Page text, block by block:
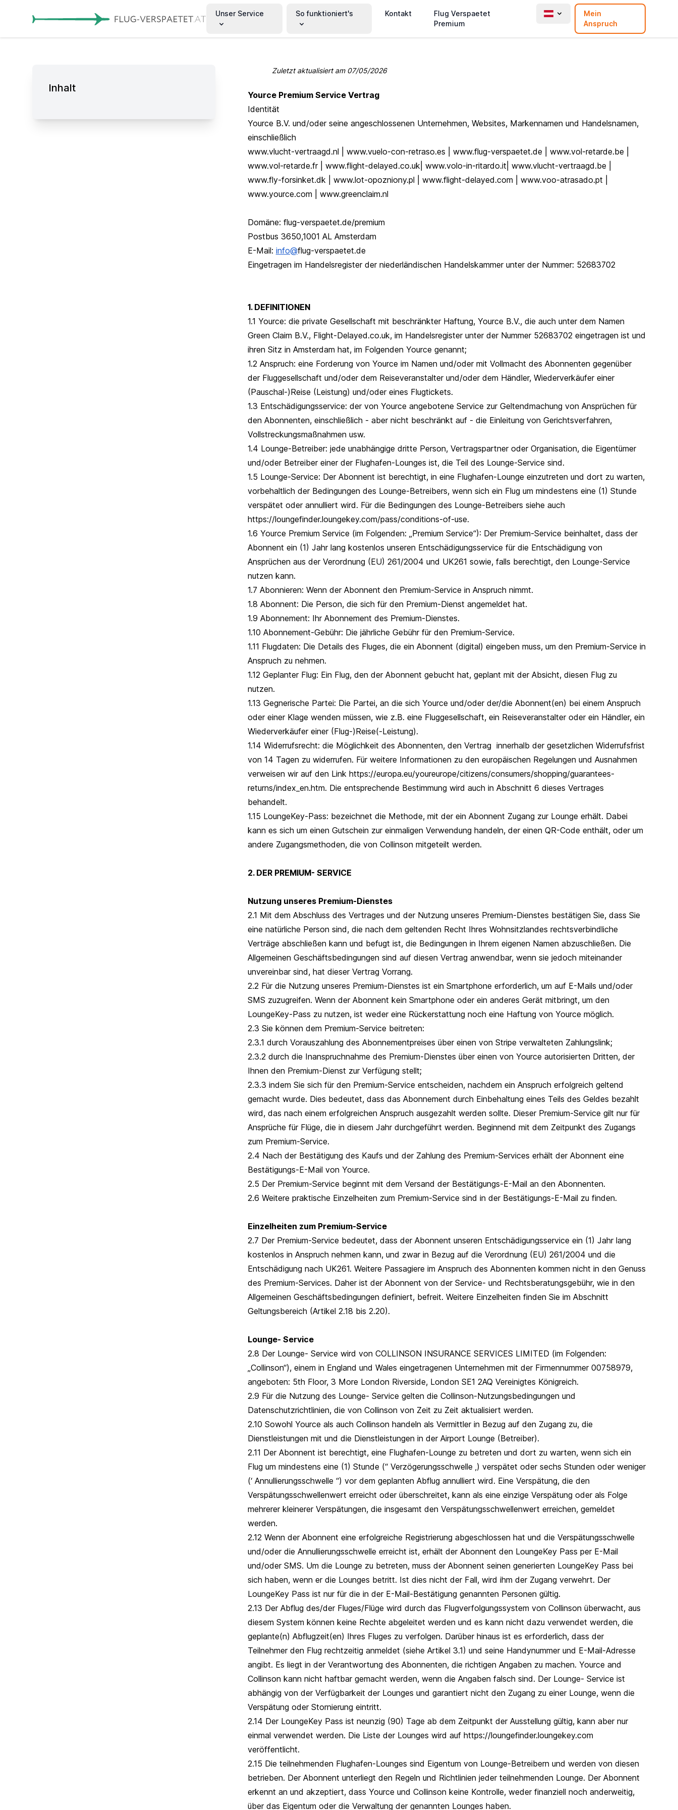
Unser Service So funktioniert's Kontakt
Flug Verspaetet
Premium
Mein
Anspruch
Inhalt
Zuletzt aktualisiert am 07/05/2026
Yource Premium Service Vertrag
Identität
Yource B.V. und/oder seine angeschlossenen Unternehmen, Websites, Markennamen und Handelsnamen,
einschließlich
www.vlucht-vertraagd.nl | www.vuelo-con-retraso.es | www.flug-verspaetet.de | www.vol-retarde.be |
www.vol-retarde.fr | www.flight-delayed.co.uk| www.volo-in-ritardo.it| www.vlucht-vertraagd.be |
www.fly-forsinket.dk | www.lot-opozniony.pl | www.flight-delayed.com | www.voo-atrasado.pt |
www.yource.com | www.greenclaim.nl
Domäne: flug-verspaetet.de/premium
Postbus 3650,1001 AL Amsterdam
E-Mail: info@flug-verspaetet.de
Eingetragen im Handelsregister der niederländischen Handelskammer unter der Nummer: 52683702
1. DEFINITIONEN
1.1 Yource: die private Gesellschaft mit beschränkter Haftung, Yource B.V., die auch unter dem Namen
Green Claim B.V., Flight-Delayed.co.uk, im Handelsregister unter der Nummer 52683702 eingetragen ist und
ihren Sitz in Amsterdam hat, im Folgenden Yource genannt;
1.2 Anspruch: eine Forderung von Yource im Namen und/oder mit Vollmacht des Abonnenten gegenüber
der Fluggesellschaft und/oder dem Reiseveranstalter und/oder dem Händler, Wiederverkäufer einer
(Pauschal-)Reise (Leistung) und/oder eines Flugtickets.
1.3 Entschädigungsservice: der von Yource angebotene Service zur Geltendmachung von Ansprüchen für
den Abonnenten, einschließlich - aber nicht beschränkt auf - die Einleitung von Gerichtsverfahren,
Vollstreckungsmaßnahmen usw.
1.4 Lounge-Betreiber: jede unabhängige dritte Person, Vertragspartner oder Organisation, die Eigentümer
und/oder Betreiber einer der Flughafen-Lounges ist, die Teil des Lounge-Service sind.
1.5 Lounge-Service: Der Abonnent ist berechtigt, in eine Flughafen-Lounge einzutreten und dort zu warten,
vorbehaltlich der Bedingungen des Lounge-Betreibers, wenn sich ein Flug um mindestens eine (1) Stunde
verspätet oder annulliert wird. Für die Bedingungen des Lounge-Betreibers siehe auch
https://loungefinder.loungekey.com/pass/conditions-of-use.
1.6 Yource Premium Service (im Folgenden: „Premium Service“): Der Premium-Service beinhaltet, dass der
Abonnent ein (1) Jahr lang kostenlos unseren Entschädigungsservice für die Entschädigung von
Ansprüchen aus der Verordnung (EU) 261/2004 und UK261 sowie, falls berechtigt, den Lounge-Service
nutzen kann.
1.7 Abonnieren: Wenn der Abonnent den Premium-Service in Anspruch nimmt.
1.8 Abonnent: Die Person, die sich für den Premium-Dienst angemeldet hat.
1.9 Abonnement: Ihr Abonnement des Premium-Dienstes.
1.10 Abonnement-Gebühr: Die jährliche Gebühr für den Premium-Service.
1.11 Flugdaten: Die Details des Fluges, die ein Abonnent (digital) eingeben muss, um den Premium-Service in
Anspruch zu nehmen.
1.12 Geplanter Flug: Ein Flug, den der Abonnent gebucht hat, geplant mit der Absicht, diesen Flug zu
nutzen.
1.13 Gegnerische Partei: Die Partei, an die sich Yource und/oder der/die Abonnent(en) bei einem Anspruch
oder einer Klage wenden müssen, wie z.B. eine Fluggesellschaft, ein Reiseveranstalter oder ein Händler, ein
Wiederverkäufer einer (Flug-)Reise(-Leistung).
1.14 Widerrufsrecht: die Möglichkeit des Abonnenten, den Vertrag innerhalb der gesetzlichen Widerrufsfrist
von 14 Tagen zu widerrufen. Für weitere Informationen zu den europäischen Regelungen und Ausnahmen
verweisen wir auf den Link https://europa.eu/youreurope/citizens/consumers/shopping/guarantees-
returns/index_en.htm. Die entsprechende Bestimmung wird auch in Abschnitt 6 dieses Vertrages
behandelt.
1.15 LoungeKey-Pass: bezeichnet die Methode, mit der ein Abonnent Zugang zur Lounge erhält. Dabei
kann es sich um einen Gutschein zur einmaligen Verwendung handeln, der einen QR-Code enthält, oder um
andere Zugangsmethoden, die von Collinson mitgeteilt werden.
2. DER PREMIUM- SERVICE
Nutzung unseres Premium-Dienstes
2.1 Mit dem Abschluss des Vertrages und der Nutzung unseres Premium-Dienstes bestätigen Sie, dass Sie
eine natürliche Person sind, die nach dem geltenden Recht Ihres Wohnsitzlandes rechtsverbindliche
Verträge abschließen kann und befugt ist, die Bedingungen in Ihrem eigenen Namen abzuschließen. Die
Allgemeinen Geschäftsbedingungen sind auf diesen Vertrag anwendbar, wenn sie jedoch miteinander
unvereinbar sind, hat dieser Vertrag Vorrang.
2.2 Für die Nutzung unseres Premium-Dienstes ist ein Smartphone erforderlich, um auf E-Mails und/oder
SMS zuzugreifen. Wenn der Abonnent kein Smartphone oder ein anderes Gerät mitbringt, um den
LoungeKey-Pass zu nutzen, ist weder eine Rückerstattung noch eine Haftung von Yource möglich.
2.3 Sie können dem Premium-Service beitreten:
2.3.1 durch Vorauszahlung des Abonnementpreises über einen von Stripe verwalteten Zahlungslink;
2.3.2 durch die Inanspruchnahme des Premium-Dienstes über einen von Yource autorisierten Dritten, der
Ihnen den Premium-Dienst zur Verfügung stellt;
2.3.3 indem Sie sich für den Premium-Service entscheiden, nachdem ein Anspruch erfolgreich geltend
gemacht wurde. Dies bedeutet, dass das Abonnement durch Einbehaltung eines Teils des Geldes bezahlt
wird, das nach einem erfolgreichen Anspruch ausgezahlt werden sollte. Dieser Premium-Service gilt nur für
Ansprüche für Flüge, die in diesem Jahr durchgeführt werden. Beginnend mit dem Zeitpunkt des Zugangs
zum Premium-Service.
2.4 Nach der Bestätigung des Kaufs und der Zahlung des Premium-Services erhält der Abonnent eine
Bestätigungs-E-Mail von Yource.
2.5 Der Premium-Service beginnt mit dem Versand der Bestätigungs-E-Mail an den Abonnenten.
2.6 Weitere praktische Einzelheiten zum Premium-Service sind in der Bestätigungs-E-Mail zu finden.
Einzelheiten zum Premium-Service
2.7 Der Premium-Service bedeutet, dass der Abonnent unseren Entschädigungsservice ein (1) Jahr lang
kostenlos in Anspruch nehmen kann, und zwar in Bezug auf die Verordnung (EU) 261/2004 und die
Entschädigung nach UK261. Weitere Passagiere im Anspruch des Abonnenten kommen nicht in den Genuss
des Premium-Services. Daher ist der Abonnent von der Service- und Rechtsberatungsgebühr, wie in den
Allgemeinen Geschäftsbedingungen definiert, befreit. Weitere Einzelheiten finden Sie im Abschnitt
Geltungsbereich (Artikel 2.18 bis 2.20).
Lounge- Service
2.8 Der Lounge- Service wird von COLLINSON INSURANCE SERVICES LIMITED (im Folgenden:
„Collinson“), einem in England und Wales eingetragenen Unternehmen mit der Firmennummer 00758979,
angeboten: 5th Floor, 3 More London Riverside, London SE1 2AQ Vereinigtes Königreich.
2.9 Für die Nutzung des Lounge- Service gelten die Collinson-Nutzungsbedingungen und
Datenschutzrichtlinien, die von Collinson von Zeit zu Zeit aktualisiert werden.
2.10 Sowohl Yource als auch Collinson handeln als Vermittler in Bezug auf den Zugang zu, die
Dienstleistungen mit und die Dienstleistungen in der Airport Lounge (Betreiber).
2.11 Der Abonnent ist berechtigt, eine Flughafen-Lounge zu betreten und dort zu warten, wenn sich ein
Flug um mindestens eine (1) Stunde (“ Verzögerungsschwelle ‚) verspätet oder sechs Stunden oder weniger
(‘ Annullierungsschwelle “) vor dem geplanten Abflug annulliert wird. Eine Verspätung, die den
Verspätungsschwellenwert erreicht oder überschreitet, kann als eine einzige Verspätung oder als Folge
mehrerer kleinerer Verspätungen, die insgesamt den Verspätungsschwellenwert erreichen, gemeldet
werden.
2.12 Wenn der Abonnent eine erfolgreiche Registrierung abgeschlossen hat und die Verspätungsschwelle
und/oder die Annullierungsschwelle erreicht ist, erhält der Abonnent den LoungeKey Pass per E-Mail
und/oder SMS. Um die Lounge zu betreten, muss der Abonnent seinen generierten LoungeKey Pass bei
sich haben, wenn er die Lounges betritt. Ist dies nicht der Fall, wird ihm der Zugang verwehrt. Der
LoungeKey Pass ist nur für die in der E-Mail-Bestätigung genannten Personen gültig.
2.13 Der Abflug des/der Fluges/Flüge wird durch das Flugverfolgungssystem von Collinson überwacht, aus
diesem System können keine Rechte abgeleitet werden und es kann nicht dazu verwendet werden, die
geplante(n) Abflugzeit(en) Ihres Fluges zu verfolgen. Darüber hinaus ist es erforderlich, dass der
Teilnehmer den Flug rechtzeitig anmeldet (siehe Artikel 3.1) und seine Handynummer und E-Mail-Adresse
angibt. Es liegt in der Verantwortung des Abonnenten, die richtigen Angaben zu machen. Yource and
Collinson kann nicht haftbar gemacht werden, wenn die Angaben falsch sind. Der Lounge- Service ist
abhängig von der Verfügbarkeit der Lounges und garantiert nicht den Zugang zu einer Lounge, wenn die
Verspätung oder Stornierung eintritt.
2.14 Der LoungeKey Pass ist neunzig (90) Tage ab dem Zeitpunkt der Ausstellung gültig, kann aber nur
einmal verwendet werden. Die Liste der Lounges wird auf https://loungefinder.loungekey.com
veröffentlicht.
2.15 Die teilnehmenden Flughafen-Lounges sind Eigentum von Lounge-Betreibern und werden von diesen
betrieben. Der Abonnent unterliegt den Regeln und Richtlinien jeder teilnehmenden Lounge. Der Abonnent
erkennt an und akzeptiert, dass Yource und Collinson keine Kontrolle, weder finanziell noch anderweitig,
über das Eigentum oder die Verwaltung der genannten Lounges haben.